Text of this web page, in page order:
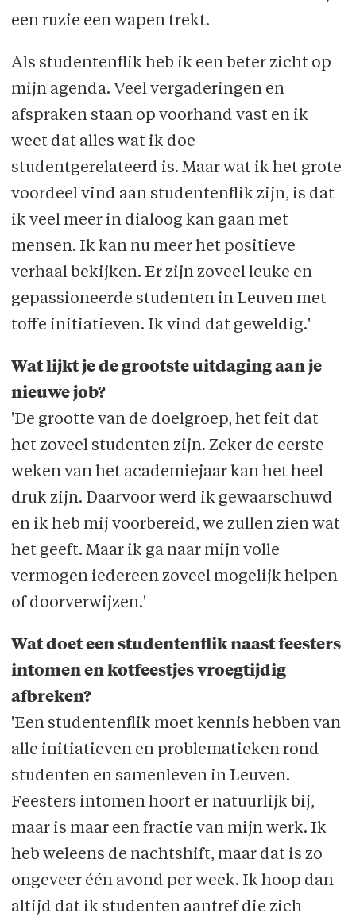
een ruzie een wapen trekt.
Als studentenflik heb ik een beter zicht op
mijn agenda. Veel vergaderingen en
afspraken staan op voorhand vast en ik
weet dat alles wat ik doe
studentgerelateerd is. Maar wat ik het grote
voordeel vind aan studentenflik zijn, is dat
ik veel meer in dialoog kan gaan met
mensen. Ik kan nu meer het positieve
verhaal bekijken. Er zijn zoveel leuke en
gepassioneerde studenten in Leuven met
toffe initiatieven. Ik vind dat geweldig.'
Wat lijkt je de grootste uitdaging aan je
nieuwe job?
'De grootte van de doelgroep, het feit dat
het zoveel studenten zijn. Zeker de eerste
weken van het academiejaar kan het heel
druk zijn. Daarvoor werd ik gewaarschuwd
en ik heb mij voorbereid, we zullen zien wat
het geeft. Maar ik ga naar mijn volle
vermogen iedereen zoveel mogelijk helpen
of doorverwijzen.'
Wat doet een studentenflik naast feesters
intomen en kotfeestjes vroegtijdig
afbreken?
'Een studentenflik moet kennis hebben van
alle initiatieven en problematieken rond
studenten en samenleven in Leuven.
Feesters intomen hoort er natuurlijk bij,
maar is maar een fractie van mijn werk. Ik
heb weleens de nachtshift, maar dat is zo
ongeveer één avond per week. Ik hoop dan
altijd dat ik studenten aantref die zich